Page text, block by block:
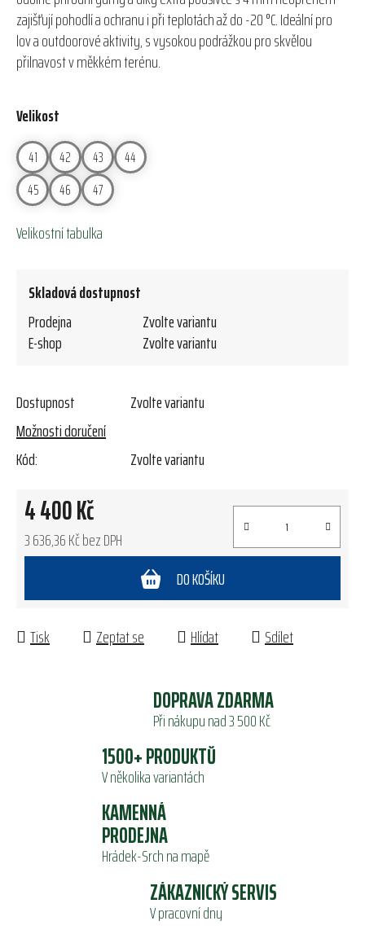
zajišťují pohodlí a ochranu i při teplotách až do -20 °C. Ideální pro
lov a outdoorové aktivity, s vysokou podrážkou pro skvělou
přilnavost v měkkém terénu.
Velikost
41 42 43
44
45
46 47
Velikostní tabulka
Skladová dostupnost
Prodejna
Zvolte variantu
E-shop
Zvolte variantu
Dostupnost
Zvolte variantu
Možnosti doručení
Kód:
Zvolte variantu
4 400 Kč
3 636,36 Kč bez DPH
DO KOŠÍKU
Tisk Zeptat se Hlídat Sdílet
DOPRAVA ZDARMA
Při nákupu nad 3 500 Kč
1500+ PRODUKTŮ
V několika variantách
KAMENNÁ
PRODEJNA
Hrádek-Srch na mapě
ZÁKAZNICKÝ SERVIS
V pracovní dny